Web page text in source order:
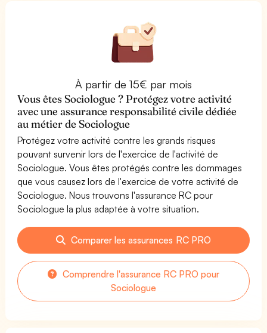
À partir de 15€ par mois
Vous êtes Sociologue ? Protégez votre activité
avec une assurance responsabilité civile dédiée
au métier de Sociologue
Protégez votre activité contre les grands risques
pouvant survenir lors de l'exercice de l'activité de
Sociologue. Vous êtes protégés contre les dommages
que vous causez lors de l'exercice de votre activité de
Sociologue. Nous trouvons l'assurance RC pour
Sociologue la plus adaptée à votre situation.
Comparer les assurances RC PRO
Comprendre l'assurance RC PRO pour
Sociologue